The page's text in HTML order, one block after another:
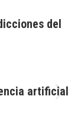
del
artificial